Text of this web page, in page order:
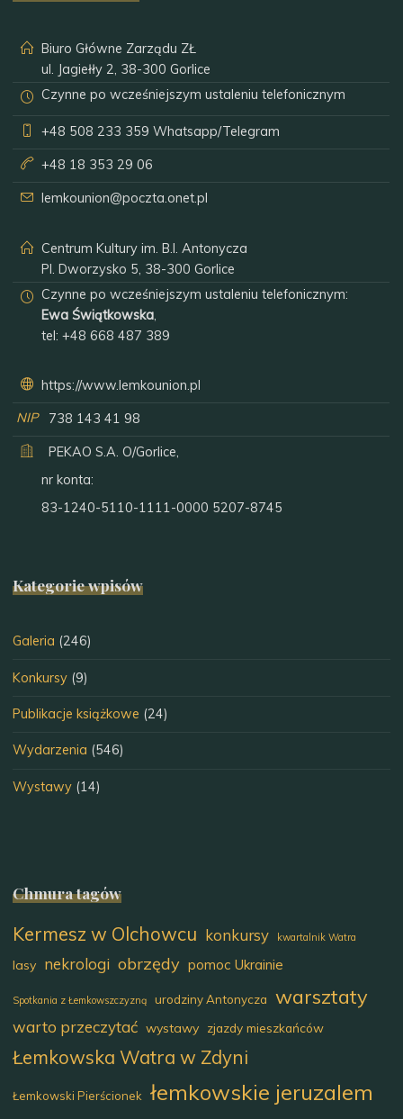
Biuro Główne Zarządu ZŁ
ul. Jagiełły 2, 38-300 Gorlice
Czynne po wcześniejszym ustaleniu telefonicznym
+48 508 233 359 Whatsapp/Telegram
+48 18 353 29 06
lemkounion@poczta.onet.pl
Centrum Kultury im. B.I. Antonycza
Pl. Dworzysko 5, 38-300 Gorlice
Czynne po wcześniejszym ustaleniu telefonicznym:
Ewa Świątkowska,
tel:+48 668 487 389
https://www.lemkounion.pl
NIP
738 143 41 98
PEKAO S.A. O/Gorlice,
nr konta:
83-1240-5110-1111-0000 5207-8745
Kategorie wpisów
Galeria (246)
Konkursy (9)
Publikacje książkowe (24)
Wydarzenia (546)
Wystawy (14)
Chmura tagów
Kermesz w Olchowcu konkursy kwartalnik Watra
lasy nekrologi obrzędy pomoc Ukrainie
Spotkania z Łemkowszczyzną urodziny Antonycza warsztaty
warto przeczytać wystawy zjazdy mieszkańców
Łemkowska Watra w Zdyni
Łemkowski Pierścionek łemkowskie jeruzalem